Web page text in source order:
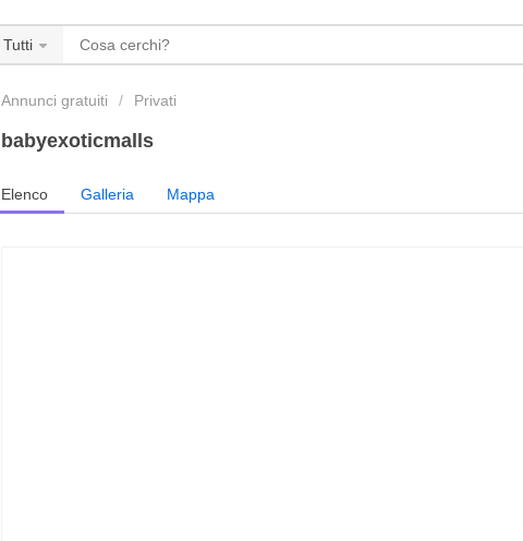
Tutti
Annunci gratuiti Privati
babyexoticmalls
Elenco Galleria Mappa